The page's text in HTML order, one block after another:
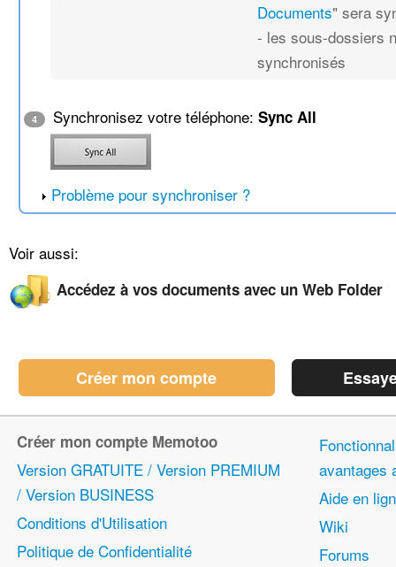
Documents" sera
- les sous-dossiers
synchronisés
4 Synchronisez votre téléphone:Sync All
Problème pour synchroniser ?
Voir aussi:
Accédez à vos documents avec un Web Folder
Créer mon compte
Créer mon compte Memotoo
Version GRATUITE / Version PREMIUM
/ Version BUSINESS
Conditions d'Utilisation
Politique de Confidentialité
avantages
Aide en
Wiki
Forums